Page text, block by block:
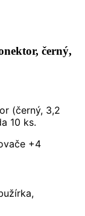
černý,
(černý, 3,2
10 ks.
+4